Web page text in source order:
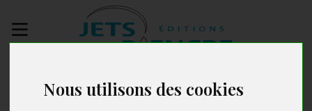
Nous utilisons des cookies
manuscrit